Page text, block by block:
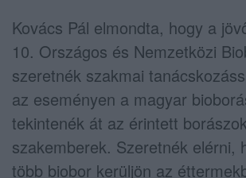
Kovács Pál elmondta, hogy a
10. Országos és Nemzetközi
szeretnék szakmai
az eseményen a magyar
tekintenék át az érintett
szakemberek. Szeretnék elérni,
több biobor kerüljön az